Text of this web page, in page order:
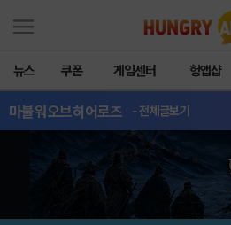
뉴스 쿠폰 게임센터 헝앱샵
마블워오브히어로즈 - 전체글보기